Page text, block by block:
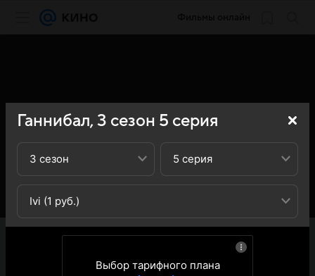
«Кино Mail» представляет вашему вниманию 5-ю серию
3-го сезона сериала Ганнибал (Hannibal): вы можете
ознакомиться с кратким содержанием 5-й серии 3-ого
Ганнибал, 3 сезон 5 серия
3 сезон 5 серия
Ivi (1 руб.)
Выбор тарифного плана